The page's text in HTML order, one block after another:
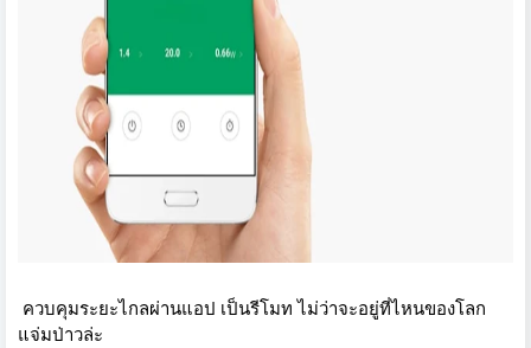
ควบคุมระยะไกลผ่านแอป เป็นรีโมท ไม่ว่าจะอยู่ที่ไหนของโลก
แจ่มป่าวล่ะ